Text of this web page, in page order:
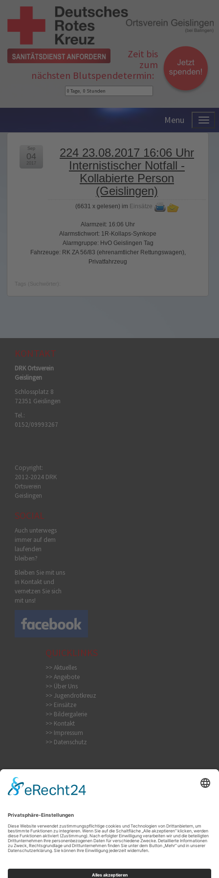
Zeit bis
zum
nächsten Blutspendetermin:
Menu
224 23.08.2017 16:06 Uhr
Internistischer Notfall -
Kollabierte Person
(Geislingen)
(6631 x gelesen) im Einsätze
Sep
04
2017
Alarmzeit: 16:06 Uhr
Alarmstichwort: 1R-Kollaps-Synkope
Alarmgruppe: HvO Geislingen Tag
Fahrzeuge: RK ZA 56/83 (ehrenamtlicher Rettungswagen),
Privatfahrzeug
Tags (Suchwörter):
KONTAKT
DRK Ortsverein
Geislingen
Schlossplatz 8
72351 Geislingen
Tel.:
0152/09993267
Copyright:
2012-2024 DRK
Ortsverein
Geislingen
SOCIAL
Auch unterwegs
immer auf dem
laufenden
bleiben?
Bleiben Sie mit uns
in Kontakt und
vernetzen Sie sich
mit uns!
QUICKLINKS
>> Aktuelles
>> Angebote
>> Über Uns
>> Jugendrotkreuz
>> Einsätze
>> Bildergalerie
>> Kontakt
>> Impressum
>> Datenschutz
Internistischer Notfall